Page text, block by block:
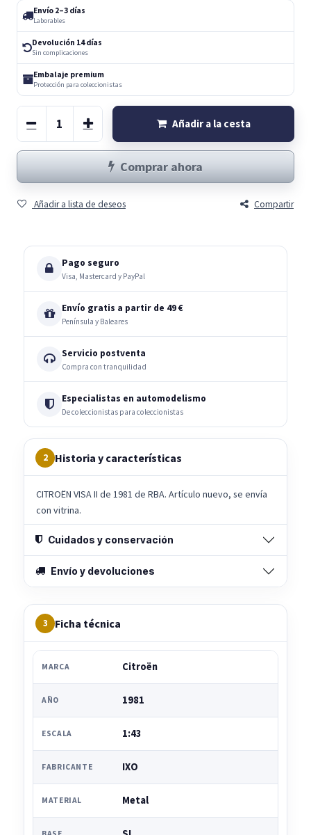
Envío 2–3 días
Laborables
Devolución 14 días
Sin complicaciones
Embalaje premium
Protección para coleccionistas
Añadir a la cesta
Comprar ahora
Añadir a lista de deseos Compartir
Pago seguro
Visa, Mastercard y PayPal
Envío gratis a partir de 49 €
Península y Baleares
Servicio postventa
Compra con tranquilidad
Especialistas en automodelismo
De coleccionistas para coleccionistas
2 Historia y características
CITROËN VISA II de 1981 de RBA. Artículo nuevo, se envía
con vitrina.
Cuidados y conservación
Envío y devoluciones
3 Ficha técnica
MARCA Citroën
AÑO 1981
ESCALA 1:43
FABRICANTE IXO
MATERIAL Metal